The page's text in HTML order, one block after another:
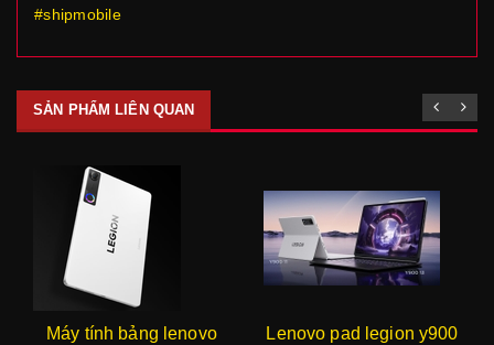
#shipmobile
SẢN PHẨM LIÊN QUAN
Lenovo pad legion y900
Nubia red magic 11s pro